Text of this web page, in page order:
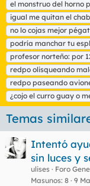
q
u
e
t
a
s
el monstruo del horno
igual me quitan el
no lo cojas mejor
podría manchar tu
profesor norteño: por
redpo olisqueando
redpo paseando
¿cojo el curro guay o
Temas
Intentó
sin luces y
ulises
Foro
Masunos 8 9